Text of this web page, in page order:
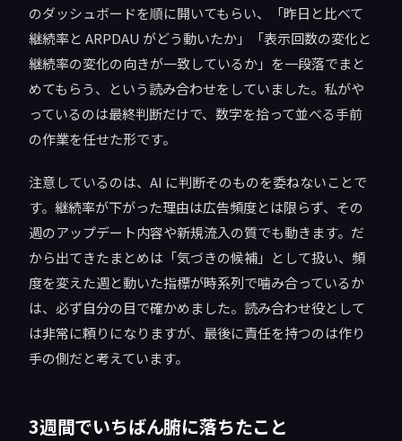
のダッシュボードを順に開いてもらい、「昨日と比べて
継続率と ARPDAU がどう動いたか」「表示回数の変化と
継続率の変化の向きが一致しているか」を一段落でまと
めてもらう、という読み合わせをしていました。私がや
っているのは最終判断だけで、数字を拾って並べる手前
の作業を任せた形です。
注意しているのは、AI に判断そのものを委ねないことで
す。継続率が下がった理由は広告頻度とは限らず、その
週のアップデート内容や新規流入の質でも動きます。だ
から出てきたまとめは「気づきの候補」として扱い、頻
度を変えた週と動いた指標が時系列で噛み合っているか
は、必ず自分の目で確かめました。読み合わせ役として
は非常に頼りになりますが、最後に責任を持つのは作り
手の側だと考えています。
3週間でいちばん腑に落ちたこと